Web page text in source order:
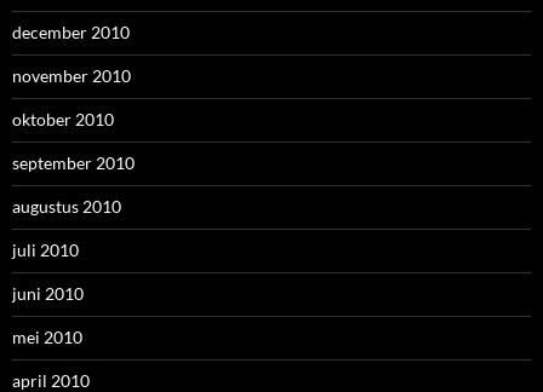
december 2010
november 2010
oktober 2010
september 2010
augustus 2010
juli 2010
juni 2010
mei 2010
april 2010